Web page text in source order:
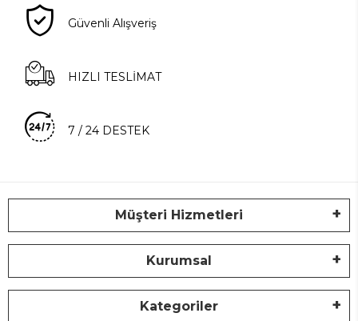
Güvenli Alışveriş
HIZLI TESLİMAT
7 / 24 DESTEK
Müşteri Hizmetleri
Kurumsal
Kategoriler